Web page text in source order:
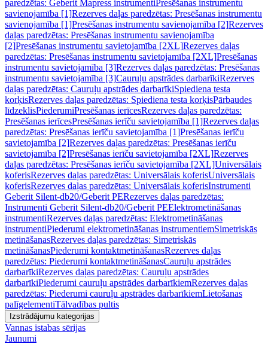
paredzētas: Geberit Mapress instrumentiPresēšanas instrumentu
savienojamība [1]Rezerves daļas paredzētas: Presēšanas instrumentu
savienojamība [1]Presēšanas instrumentu savienojamība [2]Rezerves
daļas paredzētas: Presēšanas instrumentu savienojamība
[2]Presēšanas instrumentu savietojamība [2XL]Rezerves daļas
paredzētas: Presēšanas instrumentu savietojamība [2XL]Presēšanas
instrumentu savietojamība [3]Rezerves daļas paredzētas: Presēšanas
instrumentu savietojamība [3]Cauruļu apstrādes darbarīkiRezerves
daļas paredzētas: Cauruļu apstrādes darbarīkiSpiediena testa
korķisRezerves daļas paredzētas: Spiediena testa korķisPārbaudes
līdzeklisPiederumiPresēšanas ierīcesRezerves daļas paredzētas:
Presēšanas ierīcesPresēšanas ierīču savietojamība [1]Rezerves daļas
paredzētas: Presēšanas ierīču savietojamība [1]Presēšanas ierīču
savietojamība [2]Rezerves daļas paredzētas: Presēšanas ierīču
savietojamība [2]Presēšanas ierīču savietojamība [2XL]Rezerves
daļas paredzētas: Presēšanas ierīču savietojamība [2XL]Universālais
koferisRezerves daļas paredzētas: Universālais koferisUniversālais
koferisRezerves daļas paredzētas: Universālais koferisInstrumenti
Geberit Silent-db20/Geberit PERezerves daļas paredzētas:
Instrumenti Geberit Silent-db20/Geberit PEElektrometināšanas
instrumentiRezerves daļas paredzētas: Elektrometināšanas
instrumentiPiederumi elektrometināšanas instrumentiemSimetriskās
metināšanasRezerves daļas paredzētas: Simetriskās
metināšanasPiederumi kontaktmetināšanasRezerves daļas
paredzētas: Piederumi kontaktmetināšanasCauruļu apstrādes
darbarīkiRezerves daļas paredzētas: Cauruļu apstrādes
darbarīkiPiederumi cauruļu apstrādes darbarīkiemRezerves daļas
paredzētas: Piederumi cauruļu apstrādes darbarīkiemLietošanas
palīgelementiTālvadības pultis
Izstrādājumu kategorijas
Vannas istabas sērijas
Jaunumi